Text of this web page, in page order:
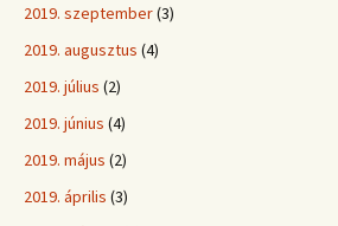
2019. szeptember(3)
2019. augusztus (4)
2019. július (2)
2019. június (4)
2019. május (2)
2019. április (3)